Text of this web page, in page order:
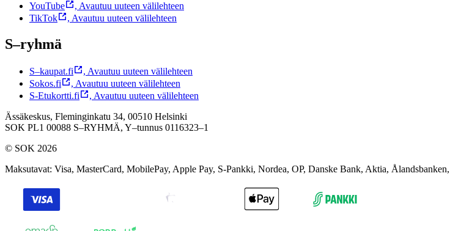
YouTube
, Avautuu uuteen välilehteen
TikTok
, Avautuu uuteen välilehteen
S–ryhmä
S–kaupat.fi , Avautuu uuteen välilehteen
Sokos.fi
, Avautuu uuteen välilehteen
S-Etukortti.fi
, Avautuu uuteen välilehteen
Ässäkeskus, Fleminginkatu 34, 00510 Helsinki
SOK PL1 00088 S–RYHMÄ, Y–tunnus 0116323–1
© SOK 2026
Maksutavat: Visa, MasterCard, MobilePay, Apple Pay, S-Pankki, Nordea, OP, Danske Bank, Aktia,